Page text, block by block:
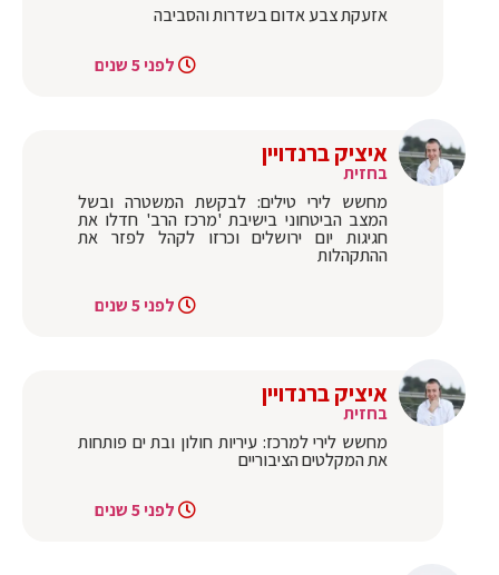
אזעקת צבע אדום בשדרות והסביבה
לפני 5 שנים
איציק ברנדויין
בחזית
מחשש לירי טילים: לבקשת המשטרה ובשל
המצב הביטחוני בישיבת 'מרכז הרב' חדלו את
חגיגות יום ירושלים וכרזו לקהל לפזר את
ההתקהלות
לפני 5 שנים
איציק ברנדויין
בחזית
מחשש לירי למרכז: עיריות חולון ובת ים פותחות
את המקלטים הציבוריים
לפני 5 שנים